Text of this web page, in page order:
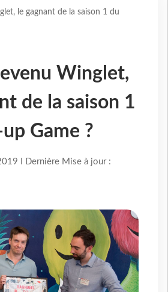
le gagnant de la saison 1 du
Winglet,
de la saison 1
Game ?
I Dernière Mise à jour :